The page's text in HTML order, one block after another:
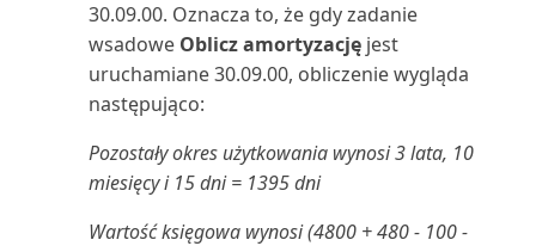
Transakcje zakupu z udziałem
strony trzeciej w UE
Tworzenie budżetów K/G
Tworzenie budżetów kosztów
Tworzenie faktur zaliczkowych
Znajdowanie stron i raportów za
pomocą Eksplora...
Pojemnik korygujący magazynu
(raport)
Porównanie sald: poprzedni rok
(raport)
Poziom obciążenia serwisu
(raport)
30.09.00. Oznacza to, że gdy zadanie
wsadowe Oblicz amortyzacjęjest
uruchamiane 30.09.00, obliczenie wygląda
następująco:
Pozostały okres użytkowania wynosi 3 lata, 10
miesięcy i 15 dni = 1395 dni
Wartość księgowa wynosi (4800 + 480 - 100 -